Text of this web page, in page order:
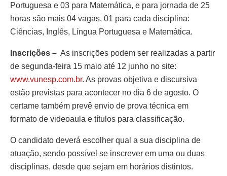
Portuguesa e 03 para Matemática, e para jornada de 25
horas são mais 04 vagas, 01 para cada disciplina:
Ciências, Inglês, Língua Portuguesa e Matemática.
Inscrições – As inscrições podem ser realizadas a partir
de segunda-feira 15 maio até 12 junho no site:
www.vunesp.com.br. As provas objetiva e discursiva
estão previstas para acontecer no dia 6 de agosto. O
certame também prevê envio de prova técnica em
formato de videoaula e títulos para classificação.
O candidato deverá escolher qual a sua disciplina de
atuação, sendo possível se inscrever em uma ou duas
disciplinas, desde que sejam em horários distintos.